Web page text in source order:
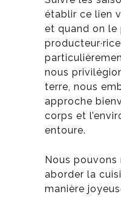
établir ce lien
et quand on le
nous
terre, nous
approche
corps et
entoure.
Nous pouvons
aborder la
manière